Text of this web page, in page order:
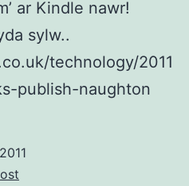
ar Kindle nawr!
sylw..
technology/2011
publish-naughton